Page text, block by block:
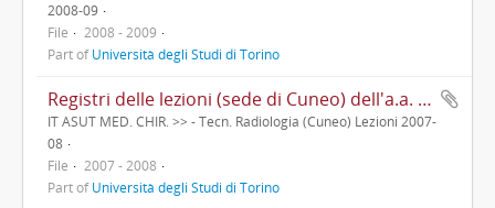
2008-09
File
2008 - 2009
Part ofUniversità degli Studi di Torino
Registri delle lezioni (sede di Cuneo) dell'a.a. 2007-08
IT ASUT MED. CHIR. >> - Tecn. Radiologia (Cuneo) Lezioni 2007-
08
File
2007 - 2008
Part ofUniversità degli Studi di Torino